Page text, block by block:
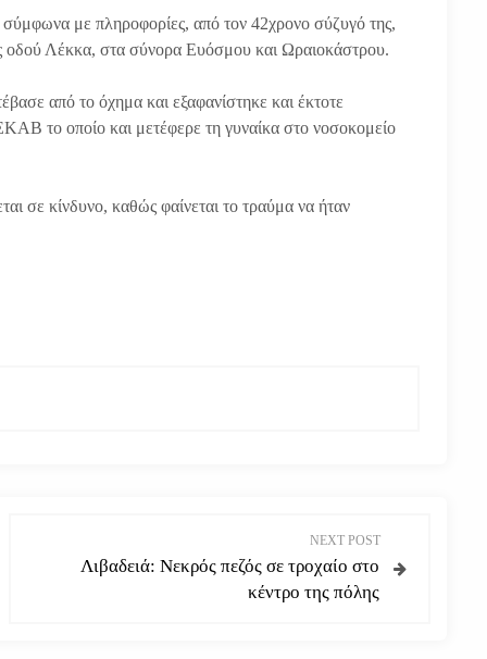
με πληροφορίες, από τον 42χρονο σύζυγό της,
οδού Λέκκα, στα σύνορα Ευόσμου και Ωραιοκάστρου.
από το όχημα και εξαφανίστηκε και έκτοτε
το οποίο και μετέφερε τη γυναίκα στο νοσοκομείο
σε κίνδυνο, καθώς φαίνεται το τραύμα να ήταν
NEXT POST
Λιβαδειά: Νεκρός πεζός σε τροχαίο στο
κέντρο της πόλης